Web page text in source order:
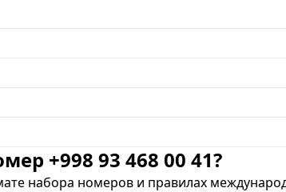
+998 93 468 00 41?
набора номеров и правилах